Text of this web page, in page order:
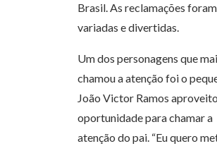
Brasil. As reclamações foram
variadas e divertidas.
Um dos personagens que
chamou a atenção foi o
João Victor Ramos
oportunidade para chamar a
atenção do pai. “Eu quero